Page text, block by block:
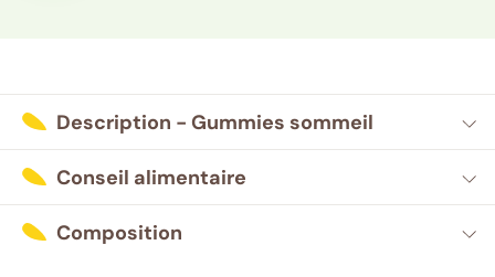
Description - Gummies sommeil
Conseil alimentaire
Composition